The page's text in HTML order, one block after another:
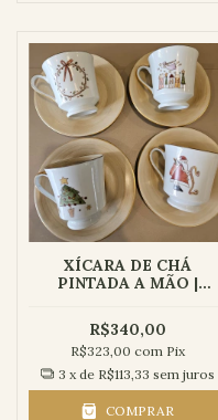
XÍCARA DE CHÁ
PINTADA A MÃO |
R$340,00
R$323,00 com Pix
3 x de R$113,33 sem juros
COMPRAR